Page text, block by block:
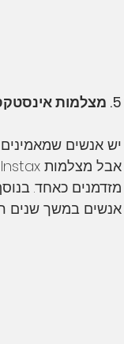
5. מצלמות אינסטקס הן אופנה חולפת
מזדמנים כאחד.
אנשים במשך שנים